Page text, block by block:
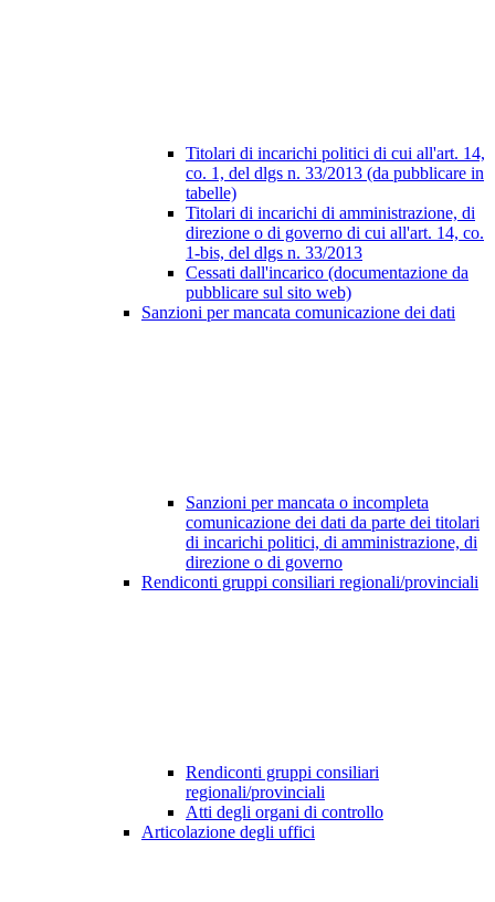
Titolari di incarichi politici di cui all'art. 14,
co. 1, del dlgs n. 33/2013 (da pubblicare in
tabelle)
Titolari di incarichi di amministrazione, di
direzione o di governo di cui all'art. 14, co.
1-bis, del dlgs n. 33/2013
Cessati dall'incarico (documentazione da
pubblicare sul sito web)
Sanzioni per mancata comunicazione dei dati
Sanzioni per mancata o incompleta
comunicazione dei dati da parte dei titolari
di incarichi politici, di amministrazione, di
direzione o di governo
Rendiconti gruppi consiliari regionali/provinciali
Rendiconti gruppi consiliari
regionali/provinciali
Atti degli organi di controllo
Articolazione degli uffici